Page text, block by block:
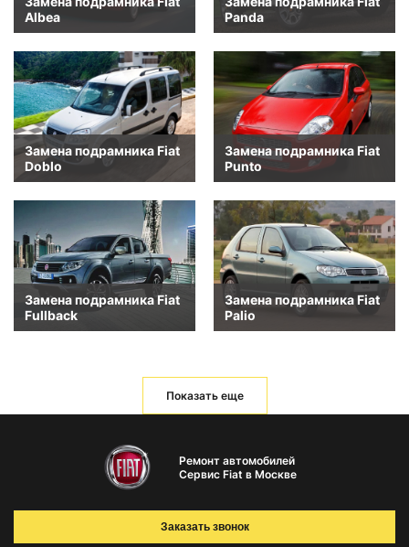
Albea
Panda
Замена подрамника Fiat
Doblo
Замена подрамника Fiat
Punto
Замена подрамника Fiat
Fullback
Замена подрамника Fiat
Palio
Показать еще
Ремонт автомобилей
Сервис Fiat в Москве
Заказать звонок